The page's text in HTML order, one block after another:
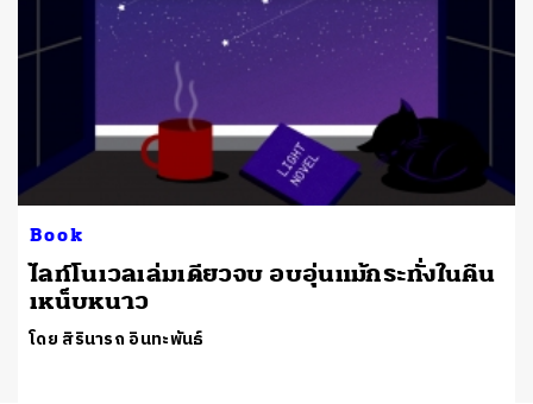
Book
ไลท์โนเวลเล่มเดียวจบ อบอุ่นแม้กระทั่งในคืน
เหน็บหนาว
โดย สิรินารถ อินทะพันธ์